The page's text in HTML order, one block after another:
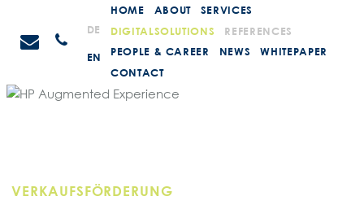
Inhalt
STEIN
PromotionsAnrufen
DE
EN
HOME ABOUT
SERVICES
DIGITALSOLUTIONS
REFERENCES
PEOPLE & CAREER
NEWS
WHITEPAPER
CONTACT
VERKAUFSFÖRDERUNG